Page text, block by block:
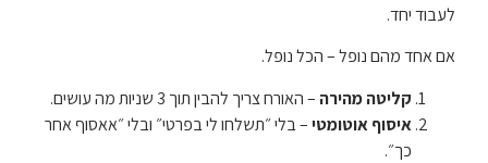
לעבוד יחד.
אם אחד מהם נופל – הכל נופל.
קליטה מהירה – האורח צריך להבין תוך 3 שניות מה עושים.
איסוף אוטומטי– בלי ״תשלחו לי בפרטי״ ובלי ״אאסוף אחר
כך״.